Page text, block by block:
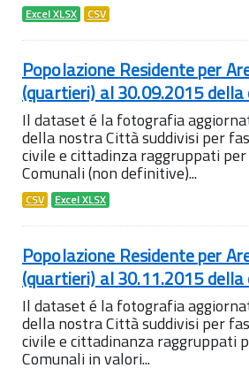
Excel XLSX CSV
Popolazione Residente per
(quartieri) al 30.09.2015 della
Il dataset é la fotografia
della nostra Città suddivisi per
civile e cittadinza raggruppati per
Comunali (non definitive)...
CSV Excel XLSX
Popolazione Residente per
(quartieri) al 30.11.2015 della
Il dataset é la fotografia
della nostra Città suddivisi per
civile e cittadinanza raggruppati
Comunali in valori...